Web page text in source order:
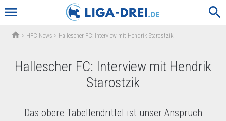
menu search
home > HFC News > Hallescher FC: Interview mit Hendrik Starostzik
Hallescher FC: Interview mit Hendrik
Starostzik
Das obere Tabellendrittel ist unser Anspruch